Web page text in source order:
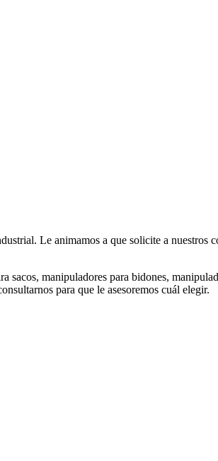
Le animamos a que solicite a nuestros
sacos, manipuladores para bidones,
para que le asesoremos cuál elegir.